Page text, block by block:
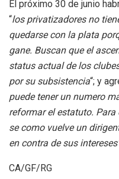
El próximo 30 de junio
“los privatizadores no
quedarse con la plata
gane. Buscan que el
status actual de los
por su subsistencia“; y
puede tener un numero
reformar el estatuto.
se como vuelve un
en contra de sus
CA/GF/RG